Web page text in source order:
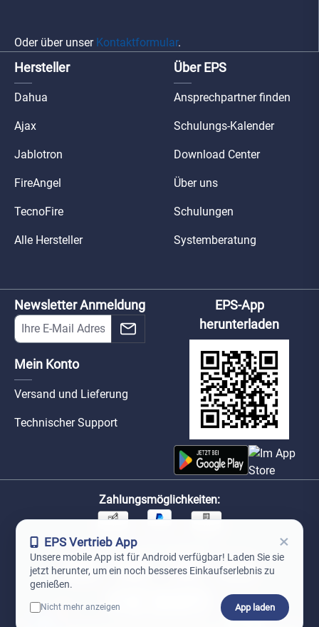
Oder über unser Kontaktformular.
Hersteller
Dahua
Ajax
Jablotron
FireAngel
TecnoFire
Alle Hersteller
Über EPS
Ansprechpartner finden
Schulungs-Kalender
Download Center
Über uns
Schulungen
Systemberatung
Newsletter Anmeldung
Mein Konto
Versand und Lieferung
Technischer Support
EPS-App
herunterladen
Zahlungsmöglichkeiten:
Unsere Versandpartner:
EPS Vertrieb App ×
Unsere mobile App ist für Android verfügbar! Laden Sie sie
jetzt herunter, um ein noch besseres Einkaufserlebnis zu
genießen.
Nicht mehr anzeigen App laden